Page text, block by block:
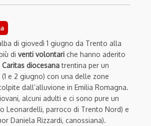
di giovedì 1 giugno da Trento alla
di venti volontari che hanno aderito
Caritas diocesanatrentina per un
(1 e 2 giugno) con una delle zone
dall’alluvione in Emilia Romagna.
alcuni adulti e ci sono pure un
Leonardelli, parroco di Trento Nord) e
Daniela Rizzardi, canossiana).